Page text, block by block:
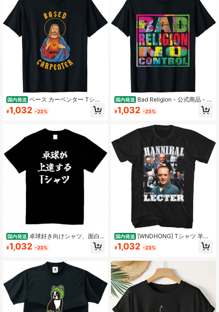
国内発送 ベース カーペンター Tシャ
ツ - イエスキリスト クリスチャン 面
白い Tシャツ
¥1,032 -23%
国内発送 卓球好き向けシャツ、面白
いパロディシャツ、メンズ半袖、ギ
フト、タッセル付き、卓球文字シャ
¥1,032 -23%
国内発送 Bad Religion - 公式商品 - N
o Control Tシャツ
¥1,032 -23%
国内発送 [WNDHONG] Tシャツ 羊た
ちの沈黙 ひつじたちのちんもく The
Silence of the Lambs 映画 メンズ 半
男女兼用
¥1,032 -23%